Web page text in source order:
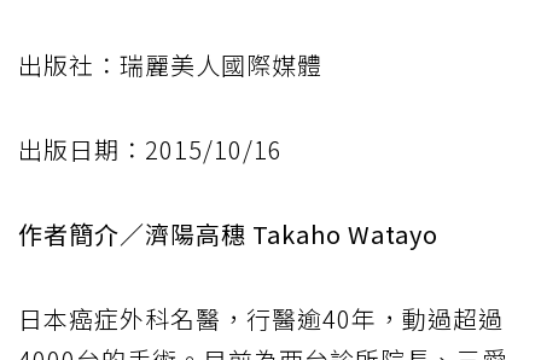
出版社：瑞麗美人國際媒體
出版日期：2015/10/16
作者簡介／濟陽高穗 Takaho Watayo
日本癌症外科名醫，行醫逾40年，動過超過